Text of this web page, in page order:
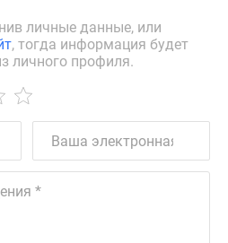
личные данные, или
, тогда информация будет
личного профиля.